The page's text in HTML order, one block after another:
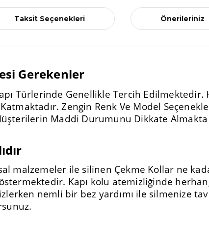
Taksit Seçenekleri Önerileriniz
Gerekenler
Türlerinde Genellikle Tercih Edilmektedir.
Zengin Renk Ve Model
Maddi Durumunu Dikkate Almakta
malzemeler ile silinen Çekme Kollar ne
Kapı kolu atemizliğinde
nemli bir bez yardımı ile silmenize